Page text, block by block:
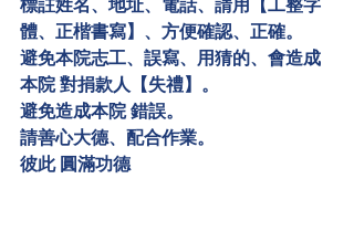
標註姓名、地址、電話、請用【工整字
體、正楷書寫】、方便確認、正確。
避免本院志工、誤寫、用猜的、會造成
本院 對捐款人【失禮】。
避免造成本院 錯誤。
請善心大德、配合作業。
彼此 圓滿功德